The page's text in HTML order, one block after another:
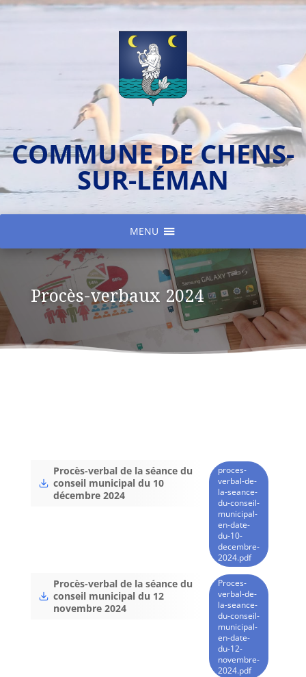
COMMUNE DE CHENS-
SUR-LÉMAN
MENU
Procès-verbaux 2024
Procès-verbal de la séance du
conseil municipal du 10
décembre 2024
proces-
verbal-de-
la-seance-
du-conseil-
municipal-
en-date-
du-10-
decembre-
2024.pdf
Procès-verbal de la séance du
conseil municipal du 12
novembre 2024
Proces-
verbal-de-
la-seance-
du-conseil-
municipal-
en-date-
du-12-
novembre-
2024.pdf